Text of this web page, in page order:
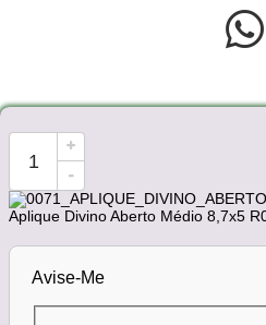
+
-
Aplique Divino Aberto Médio 8,7x5
Avise-Me